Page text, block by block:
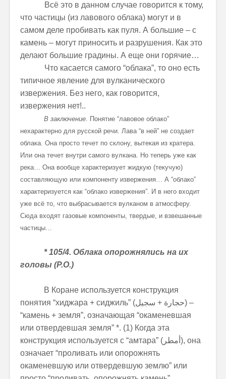
Всё это в данном случае говорится к тому,
что частицы (из лавового облака) могут и в
самом деле пробивать как пуля. А большие – с
камень – могут приносить и разрушения. Как это
делают большие градины. А еще они горячие…
Что касается самого “облака”, то оно есть
типичное явление для вулканического
извержения. Без него, как говорится,
извержения нет!..
В заключение. Понятие “лавовое облако”
нехарактерно для русской речи. Лава “в ней” не создает
облака. Она просто течет по склону, вытекая из кратера.
Или она течет внутри самого вулкана. Но теперь уже как
река… Она вообще характеризует жидкую (текучую)
составляющую или компоненту извержения… А “облако”
характеризуется как “облако извержения”. И в него входит
уже всё то, что выбрасывается вулканом в атмосферу.
Сюда входят газовые компоненты, твердые, и взвешанные
частицы…
* 105/4. Облака опорожнялись на их
головы (Р.О.)
В Коране используется конструкция
понятия “хиджара + сиджиль” (حجارة + سجيل) –
“камень + земля”, означающая “окаменевшая
или отвердевшая земля” *. (1) Когда эта
конструкция используется с “амтара” ( أمطر ), она
означает “проливать или опорожнять
окаменевшую или отвердевшую землю” или